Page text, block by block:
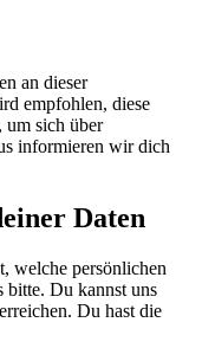
an dieser
empfohlen, diese
um sich über
informieren wir dich
Daten
welche persönlichen
bitte. Du kannst uns
Du hast die